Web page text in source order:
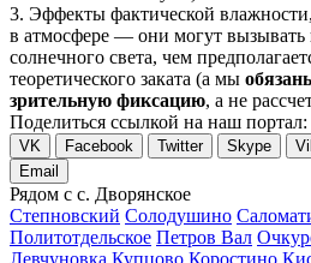
3. Эффекты фактической
в атмосфере — они могут вызывать
солнечного света, чем
теоретического заката (а мы
зрительную фиксацию, а не
Поделиться ссылкой на наш портал:
VK Facebook Twitter Skype
Email
Рядом с с. Дворянское
Степновский Солодушино
Политотдельское Петров Вал